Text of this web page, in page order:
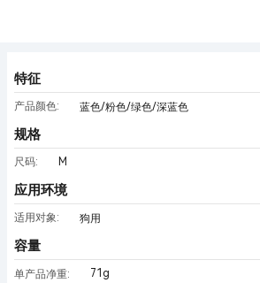
特征
产品颜色: 蓝色/粉色/绿色/深蓝色
规格
尺码: M
应用环境
适用对象: 狗用
容量
单产品净重: 71g